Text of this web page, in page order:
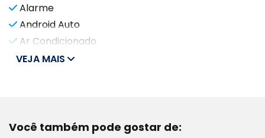
Alarme
Android Auto
Ar Condicionado
VEJA MAIS
Você também pode gostar de: